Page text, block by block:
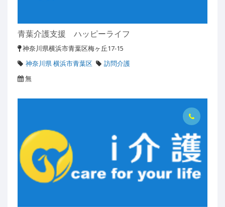
青葉介護支援 ハッピーライフ
神奈川県横浜市青葉区梅ヶ丘17-15
神奈川県 横浜市青葉区
訪問介護
無